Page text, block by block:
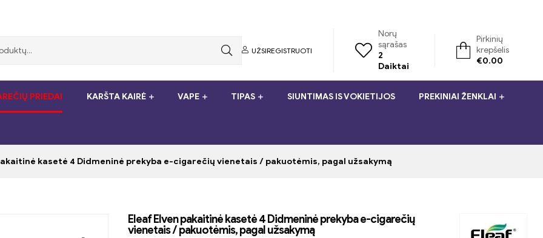
UŽSIREGISTRUOTI
Norų
sąrašas
2
Daiktai
Pirkinių
krepšelis
€0.00
PRIEDAI KARŠTA KAIRĖ VAPE TIPAS SIUNTIMAS IS VOKIETIJOS PREKINIAI ŽENKLAI
kasetė 4 Didmeninė prekyba e-cigarečių vienetais / pakuotėmis, pagal užsakymą
Eleaf Elven pakaitinė kasetė 4 Didmeninė prekyba e-cigarečių
vienetais / pakuotėmis, pagal užsakymą